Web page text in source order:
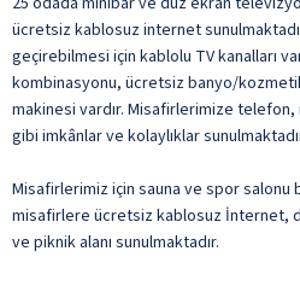
ücretsiz kablosuz internet
geçirebilmesi için kablolu TV kanalları
kombinasyonu, ücretsiz banyo/
makinesi vardır. Misafirlerimize telefon,
gibi imkânlar ve kolaylıklar
Misafirlerimiz için sauna ve spor salonu
misafirlere ücretsiz kablosuz İnternet,
ve piknik alanı sunulmaktadır.